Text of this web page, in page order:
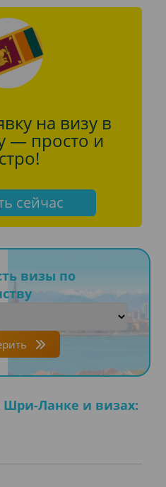
на визу в
— просто и
сейчас
визы по
Ланке и визах: